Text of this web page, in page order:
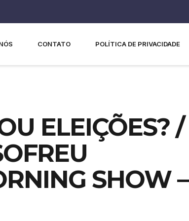
CONTATO POLÍTICA DE PRIVACIDADE
ELEIÇÕES? /
SHOW –